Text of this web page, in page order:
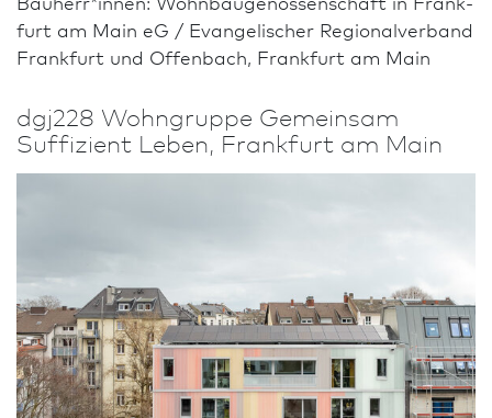
furt am Main eG / Evangelischer Regionalverband
Frank­furt und Offenbach, Frank­furt am Main
dgj228 Wohngruppe Gemeinsam
Suffizient Leben, Frank­furt am Main